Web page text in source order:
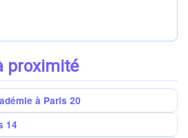
proximité
à Paris 20
14